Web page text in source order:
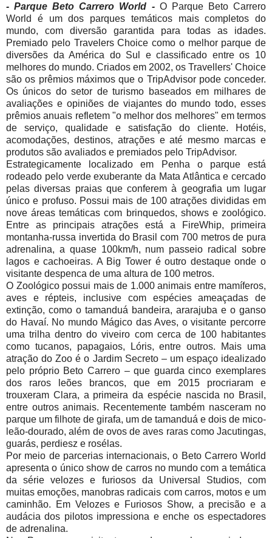
- Parque Beto Carrero World -O Parque Beto Carrero
World é um dos parques temáticos mais completos do
mundo, com diversão garantida para todas as idades.
Premiado pelo Travelers Choice como o melhor parque de
diversões da América do Sul e classificado entre os 10
melhores do mundo. Criados em 2002, os Travellers' Choice
são os prêmios máximos que o TripAdvisor pode conceder.
Os únicos do setor de turismo baseados em milhares de
avaliações e opiniões de viajantes do mundo todo, esses
prêmios anuais refletem "o melhor dos melhores" em termos
de serviço, qualidade e satisfação do cliente. Hotéis,
acomodações, destinos, atrações e até mesmo marcas e
produtos são avaliados e premiados pelo TripAdvisor.
Estrategicamente localizado em Penha o parque está
rodeado pelo verde exuberante da Mata Atlântica e cercado
pelas diversas praias que conferem à geografia um lugar
único e profuso. Possui mais de 100 atrações divididas em
nove áreas temáticas com brinquedos, shows e zoológico.
Entre as principais atrações está a FireWhip, primeira
montanha-russa invertida do Brasil com 700 metros de pura
adrenalina, a quase 100km/h, num passeio radical sobre
lagos e cachoeiras. A Big Tower é outro destaque onde o
visitante despenca de uma altura de 100 metros.
O Zoológico possui mais de 1.000 animais entre mamíferos,
aves e répteis, inclusive com espécies ameaçadas de
extinção, como o tamanduá bandeira, ararajuba e o ganso
do Havaí. No mundo Mágico das Aves, o visitante percorre
uma trilha dentro do viveiro com cerca de 100 habitantes
como tucanos, papagaios, Lóris, entre outros. Mais uma
atração do Zoo é o Jardim Secreto – um espaço idealizado
pelo próprio Beto Carrero – que guarda cinco exemplares
dos raros leões brancos, que em 2015 procriaram e
trouxeram Clara, a primeira da espécie nascida no Brasil,
entre outros animais. Recentemente também nasceram no
parque um filhote de girafa, um de tamanduá e dois de mico-
leão-dourado, além de ovos de aves raras como Jacutingas,
guarás, perdiesz e rosélas.
Por meio de parcerias internacionais, o Beto Carrero World
apresenta o único show de carros no mundo com a temática
da série velozes e furiosos da Universal Studios, com
muitas emoções, manobras radicais com carros, motos e um
caminhão. Em Velozes e Furiosos Show, a precisão e a
audácia dos pilotos impressiona e enche os espectadores
de adrenalina.